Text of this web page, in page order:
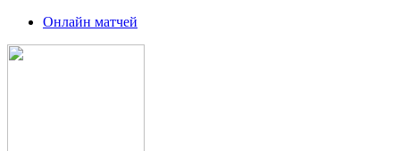
Онлайн матчей